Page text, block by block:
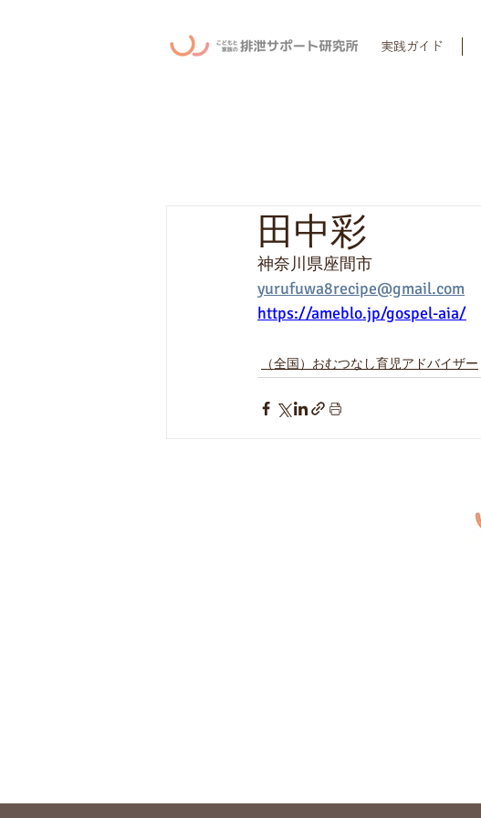
実践ガイド
田中彩
神奈川県座間市
yurufuwa8recipe@gmail.com
https://ameblo.jp/gospel-aia/
（全国）おむつなし育児アドバイザー